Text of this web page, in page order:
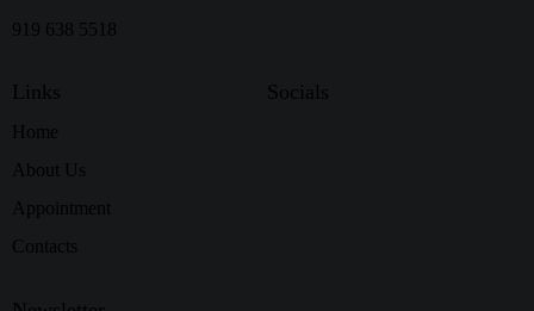
919 638 5518
Links
Home
About Us
Appointment
Contacts
Socials